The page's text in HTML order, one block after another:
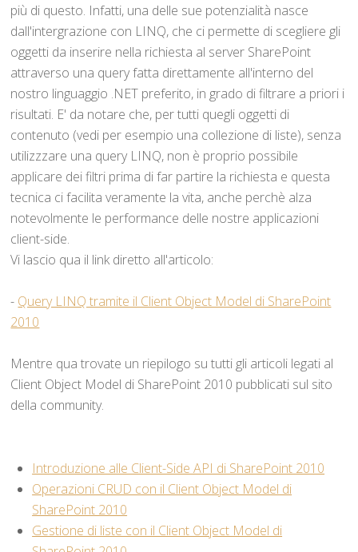
più di questo. Infatti, una delle sue potenzialità nasce
dall'intergrazione con LINQ, che ci permette di scegliere gli
oggetti da inserire nella richiesta al server SharePoint
attraverso una query fatta direttamente all'interno del
nostro linguaggio .NET preferito, in grado di filtrare a priori i
risultati. E' da notare che, per tutti quegli oggetti di
contenuto (vedi per esempio una collezione di liste), senza
utilizzzare una query LINQ, non è proprio possibile
applicare dei filtri prima di far partire la richiesta e questa
tecnica ci facilita veramente la vita, anche perchè alza
notevolmente le performance delle nostre applicazioni
client-side.
Vi lascio qua il link diretto all'articolo:
- Query LINQ tramite il Client Object Model di SharePoint
2010
Mentre qua trovate un riepilogo su tutti gli articoli legati al
Client Object Model di SharePoint 2010 pubblicati sul sito
della community.
Introduzione alle Client-Side API di SharePoint 2010
Operazioni CRUD con il Client Object Model di
SharePoint 2010
Gestione di liste con il Client Object Model di